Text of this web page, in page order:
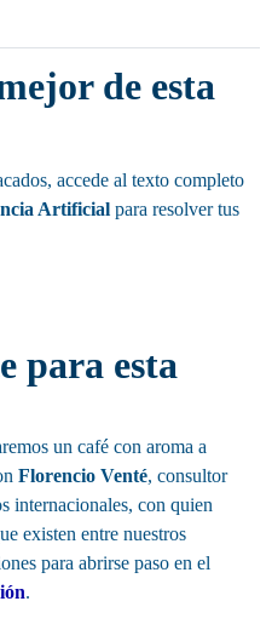
de esta
accede al texto completo
Artificial para resolver tus
para esta
un café con aroma a
Florencio Venté, consultor
internacionales, con quien
existen entre nuestros
para abrirse paso en el
.